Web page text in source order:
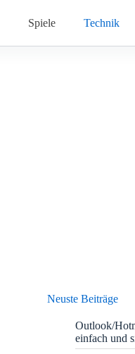
Spiele Technik
Neuste Beiträge
Outlook/
einfach und